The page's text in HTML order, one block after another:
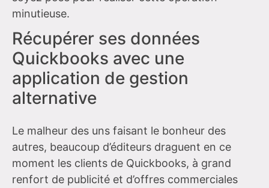
minutieuse.
Récupérer ses données
Quickbooks avec une
application de gestion
alternative
Le malheur des uns faisant le bonheur des
autres, beaucoup d’éditeurs draguent en ce
moment les clients de Quickbooks, à grand
renfort de publicité et d’offres commerciales